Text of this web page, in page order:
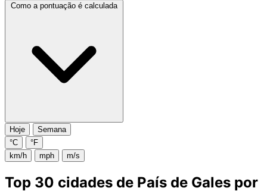
Como a pontuação é calculada
Hoje
Semana
°C
°F
km/h
mph m/s
Top 30 cidades de País de Gales por